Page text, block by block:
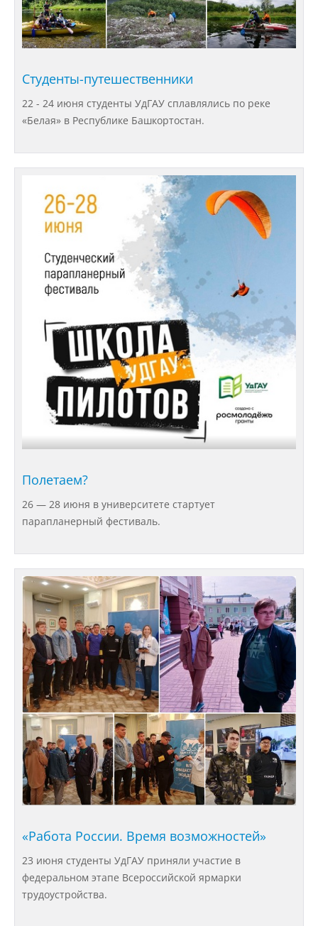
Финансово-хозяйственная
Вакантные места для приёма
(перевода) обучающихся
Международное сотрудничество
Организация питания в
образовательной организации
Абитуриенту
Университет
Об университете
Миссия, цель и ценности УдГАУ
Ректорат
Подразделения
Документы
Федеральные документы
Условия труда на рабочих местах
Закупки
Учебный процесс
Информация о проверках
Студенты-путешественники
22 - 24 июня студенты УдГАУ сплавлялись по реке
«Белая» в Республике Башкортостан.
Полетаем?
26 — 28 июня в университете стартует
парапланерный фестиваль.
«Работа России. Время возможностей»
23 июня студенты УдГАУ приняли участие в
федеральном этапе Всероссийской ярмарки
трудоустройства.